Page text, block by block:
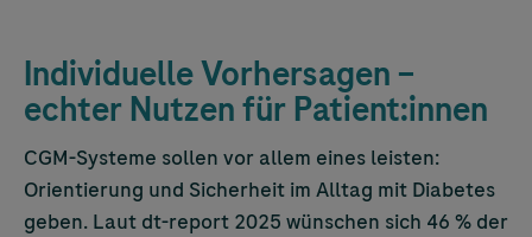
Individuelle Vorhersagen –
echter Nutzen für Patient:innen
CGM-Systeme sollen vor allem eines leisten:
Orientierung und Sicherheit im Alltag mit Diabetes
geben. Laut dt-report 2025 wünschen sich 46 % der